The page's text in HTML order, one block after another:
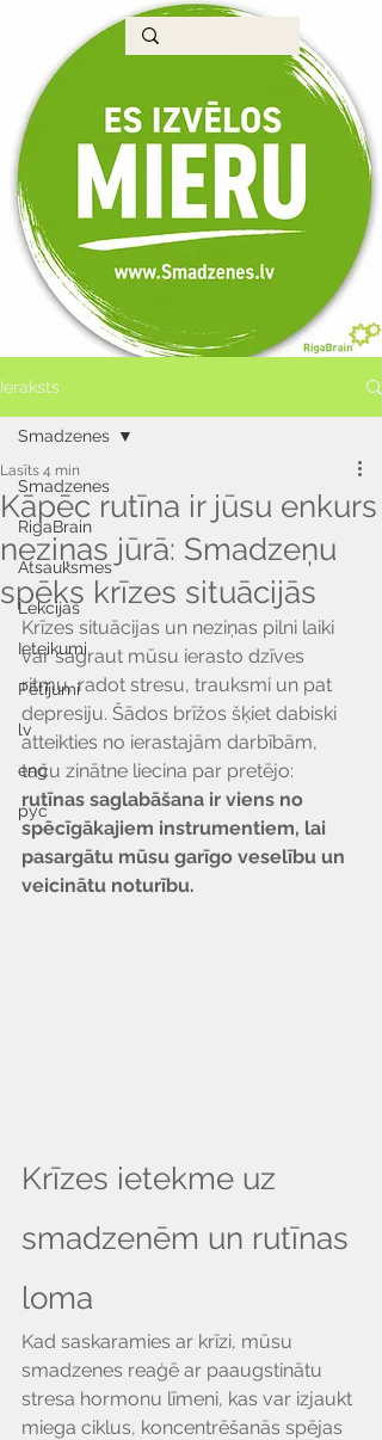
Ieraksts
Smadzenes
RigaBrain
Atsauksmes
Lekcijas
Ieteikumi
Pētījumi
lv
eng
рус
Smadzenes
Kāpēc rutīna ir jūsu enkurs
neziņas jūrā: Smadzeņu
spēks krīzes situācijās
Lasīts 4 min
Krīzes situācijas un neziņas pilni laiki
var sagraut mūsu ierasto dzīves
ritmu, radot stresu, trauksmi un pat
depresiju. Šādos brīžos šķiet dabiski
atteikties no ierastajām darbībām,
taču zinātne liecina par pretējo:
rutīnas saglabāšana ir viens no
spēcīgākajiem instrumentiem, lai
pasargātu mūsu garīgo veselību un
veicinātu noturību.
Krīzes ietekme uz
smadzenēm un rutīnas
loma
Kad saskaramies ar krīzi, mūsu
smadzenes reaģē ar paaugstinātu
stresa hormonu līmeni, kas var izjaukt
miega ciklus, koncentrēšanās spējas